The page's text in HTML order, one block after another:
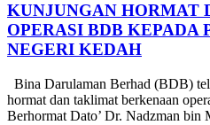
KUNJUNGAN HORMAT
OPERASI BDB KEPADA
NEGERI KEDAH
Bina Darulaman Berhad (BDB)
hormat dan taklimat berkenaan
Berhormat Dato’ Dr. Nadzman